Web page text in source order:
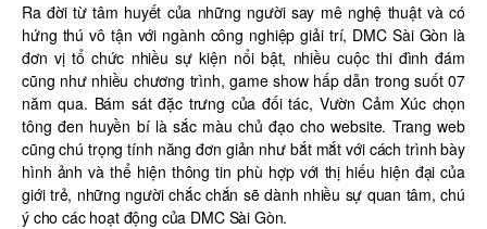
Ra đời từ tâm huyết của những người say mê nghệ thuật và có
hứng thú vô tận với ngành công nghiệp giải trí, DMC Sài Gòn là
đơn vị tổ chức nhiều sự kiện nổi bật, nhiều cuộc thi đình đám
cũng như nhiều chương trình, game show hấp dẫn trong suốt 07
năm qua. Bám sát đặc trưng của đối tác, Vườn Cảm Xúc chọn
tông đen huyền bí là sắc màu chủ đạo cho website. Trang web
cũng chú trọng tính năng đơn giản như bắt mắt với cách trình bày
hình ảnh và thể hiện thông tin phù hợp với thị hiếu hiện đại của
giới trẻ, những người chắc chắn sẽ dành nhiều sự quan tâm, chú
ý cho các hoạt động của DMC Sài Gòn.